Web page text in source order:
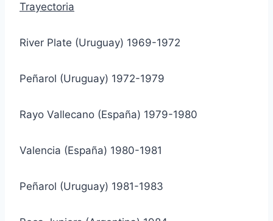
Trayectoria
River Plate (Uruguay) 1969-1972
Peñarol (Uruguay) 1972-1979
Rayo Vallecano (España) 1979-1980
Valencia (España) 1980-1981
Peñarol (Uruguay) 1981-1983